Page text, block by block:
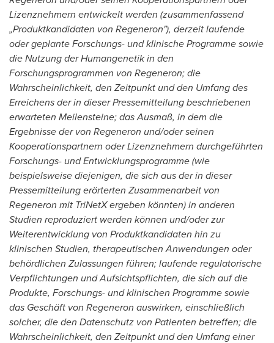
Lizenznehmern entwickelt werden (zusammenfassend
„Produktkandidaten von Regeneron"), derzeit laufende
oder geplante Forschungs- und klinische Programme sowie
die Nutzung der Humangenetik in den
Forschungsprogrammen von Regeneron; die
Wahrscheinlichkeit, den Zeitpunkt und den Umfang des
Erreichens der in dieser Pressemitteilung beschriebenen
erwarteten Meilensteine; das Ausmaß, in dem die
Ergebnisse der von Regeneron und/oder seinen
Kooperationspartnern oder Lizenznehmern durchgeführten
Forschungs- und Entwicklungsprogramme (wie
beispielsweise diejenigen, die sich aus der in dieser
Pressemitteilung erörterten Zusammenarbeit von
Regeneron mit TriNetX ergeben könnten) in anderen
Studien reproduziert werden können und/oder zur
Weiterentwicklung von Produktkandidaten hin zu
klinischen Studien, therapeutischen Anwendungen oder
behördlichen Zulassungen führen; laufende regulatorische
Verpflichtungen und Aufsichtspflichten, die sich auf die
Produkte, Forschungs- und klinischen Programme sowie
das Geschäft von Regeneron auswirken, einschließlich
solcher, die den Datenschutz von Patienten betreffen; die
Wahrscheinlichkeit, den Zeitpunkt und den Umfang einer